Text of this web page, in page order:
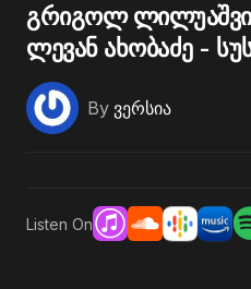
გრიგოლ
ლევან ახობაძე -
By ვერსია
Listen On